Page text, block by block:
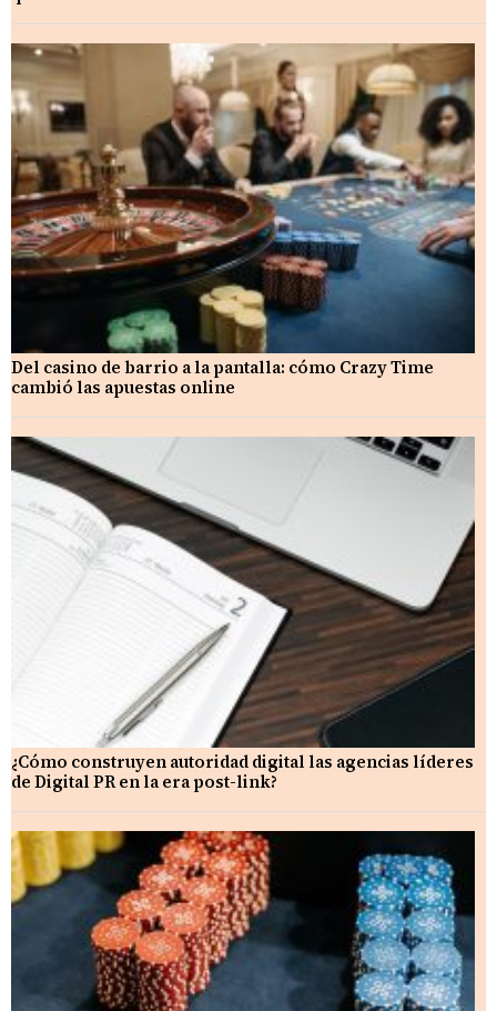
Del casino de barrio a la pantalla: cómo Crazy Time
cambió las apuestas online
¿Cómo construyen autoridad digital las agencias líderes
de Digital PR en la era post-link?